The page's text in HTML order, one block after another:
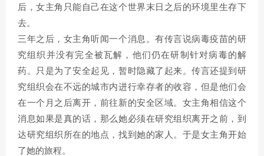
后，女主角只能自己在这个世界末日之后的环境里生存下
去。
三年之后，女主角听闻一个消息。有传言说病毒疫苗的研
究组织并没有完全被瓦解，他们仍在研制针对病毒的解
药。只是为了安全起见，暂时隐藏了起来。传言还提到研
究组织会在不远的城市内进行幸存者的收容，但是他们会
在一个月之后离开，前往新的安全区域。女主角相信这个
消息如果是真的话，那么她必须在研究组织离开之前，到
达研究组织所在的地点，找到她的家人。于是女主角开始
了她的旅程。